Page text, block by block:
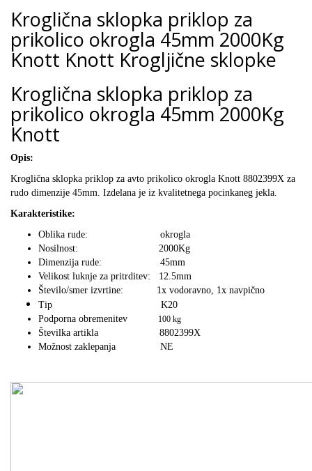
Kroglična sklopka priklop za
prikolico okrogla 45mm 2000Kg
Knott Knott Krogljične sklopke
Kroglična sklopka priklop za
prikolico okrogla 45mm 2000Kg
Knott
Opis:
Kroglična sklopka priklop za avto prikolico okrogla Knott 8802399X za
rudo dimenzije 45mm. Izdelana je iz kvalitetnega pocinkaneg jekla.
Karakteristike:
Oblika rude: okrogla
Nosilnost: 2000Kg
Dimenzija rude: 45mm
Velikost luknje za pritrditev: 12.5mm
Število/smer izvrtine: 1x vodoravno, 1x navpično
Tip K20
Podporna obremenitev
100 kg
Številka artikla 8802399X
Možnost zaklepanja NE